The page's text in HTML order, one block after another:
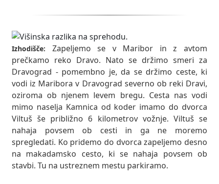
Izhodišče:
Zapeljemo se v Maribor in z avtom
prečkamo reko Dravo. Nato se držimo smeri za
Dravograd - pomembno je, da se držimo ceste, ki
vodi iz Maribora v Dravograd severno ob reki Dravi,
oziroma ob njenem levem bregu. Cesta nas vodi
mimo naselja Kamnica od koder imamo do dvorca
Viltuš še približno 6 kilometrov vožnje. Viltuš se
nahaja povsem ob cesti in ga ne moremo
spregledati. Ko pridemo do dvorca zapeljemo desno
na makadamsko cesto, ki se nahaja povsem ob
stavbi. Tu na ustreznem mestu parkiramo.